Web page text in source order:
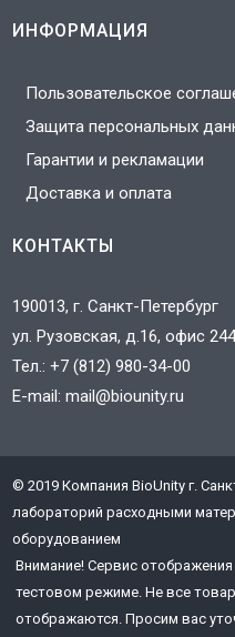
ИНФОРМАЦИЯ
Пользовательское
Защита персональных
Гарантии и рекламации
Доставка и оплата
КОНТАКТЫ
190013, г. Санкт-Петербург
ул. Рузовская, д.16, офис
Тел.:+7 (812) 980-34-00
E-mail:mail@biounity.ru
© 2019 Компания BioUnity г.
лабораторий расходными
оборудованием
Внимание! Сервис
тестовом режиме. Не все
отображаются. Просим вас